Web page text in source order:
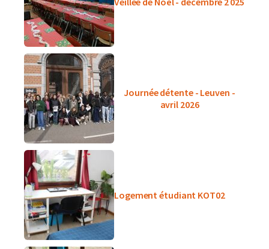
Journée détente - Leuven -
avril 2026
Logement étudiant KOT02